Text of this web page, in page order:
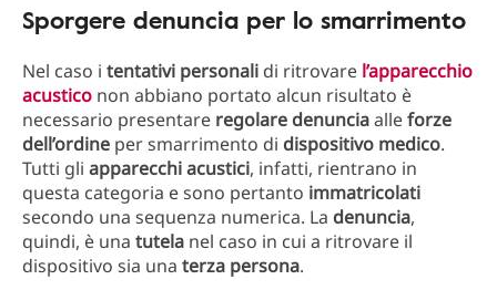
Sporgere denuncia per lo smarrimento
Nel caso i tentativi personali di ritrovare l’apparecchio
acustico non abbiano portato alcun risultato è
necessario presentare regolare denunciaalleforze
dell’ordine per smarrimento di dispositivo medico.
Tutti gli apparecchi acustici, infatti, rientrano in
questa categoria e sono pertanto immatricolati
secondo una sequenza numerica. La denuncia,
quindi, è una tutela nel caso in cui a ritrovare il
dispositivo sia una terza persona.